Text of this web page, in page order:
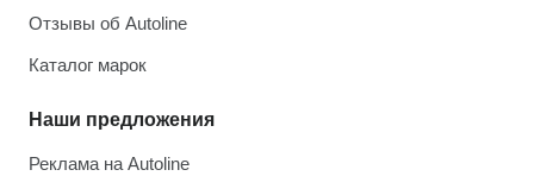
Отзывы об Autoline
Каталог марок
Наши предложения
Реклама на Autoline